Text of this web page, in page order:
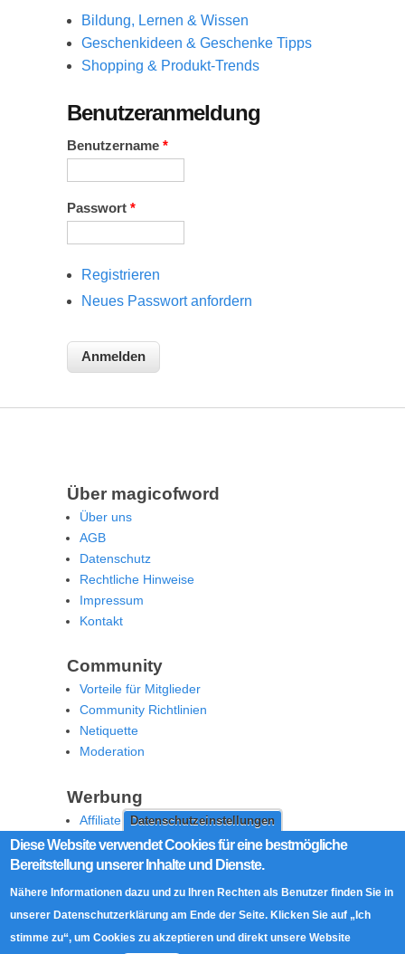
Datenschutzeinstellungen
Diese Website verwendet Cookies für eine bestmögliche
Bereitstellung unserer Inhalte und Dienste.
Nähere Informationen dazu und zu Ihren Rechten als Benutzer finden Sie in
unserer Datenschutzerklärung am Ende der Seite. Klicken Sie auf „Ich
stimme zu“, um Cookies zu akzeptieren und direkt unsere Website
Bildung, Lernen & Wissen
Geschenkideen & Geschenke Tipps
Shopping & Produkt-Trends
Benutzeranmeldung
Benutzername *
Passwort *
Registrieren
Neues Passwort anfordern
Über magicofword
Über uns
AGB
Datenschutz
Rechtliche Hinweise
Impressum
Kontakt
Community
Vorteile für Mitglieder
Community Richtlinien
Netiquette
Moderation
Werbung
Affiliate Offenlegung
Werben Sie auf MoW
Social Media
RSS Feed
Facebook